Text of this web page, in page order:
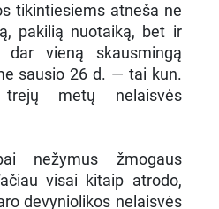
tikintiesiems atneša ne
pakilią nuotaiką, bet ir
dar vieną skausmingą
sausio 26 d. — tai kun.
trejų metų nelaisvės
nežymus žmogaus
visai kitaip atrodo,
devyniolikos nelaisvės